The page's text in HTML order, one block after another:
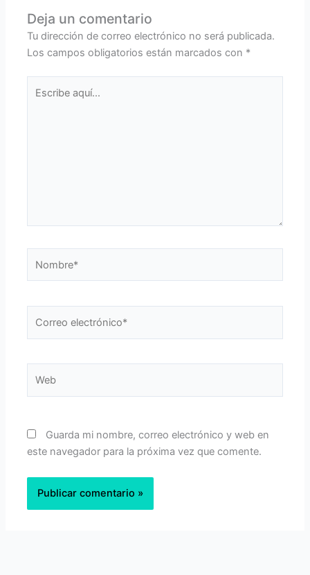
Deja un comentario
Tu dirección de correo electrónico no será publicada.
Los campos obligatorios están marcados con *
aquí...
electrónico*
Guarda mi nombre, correo electrónico y web en
este navegador para la próxima vez que comente.